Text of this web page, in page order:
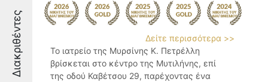
Διακριθέντες
Δείτε περισσότερα >>
Το ιατρείο της Μυρσίνης Κ. Πετρέλλη
βρίσκεται στο κέντρο της Μυτιλήνης, επί
της οδού Καβέτσου 29, παρέχοντας ένα